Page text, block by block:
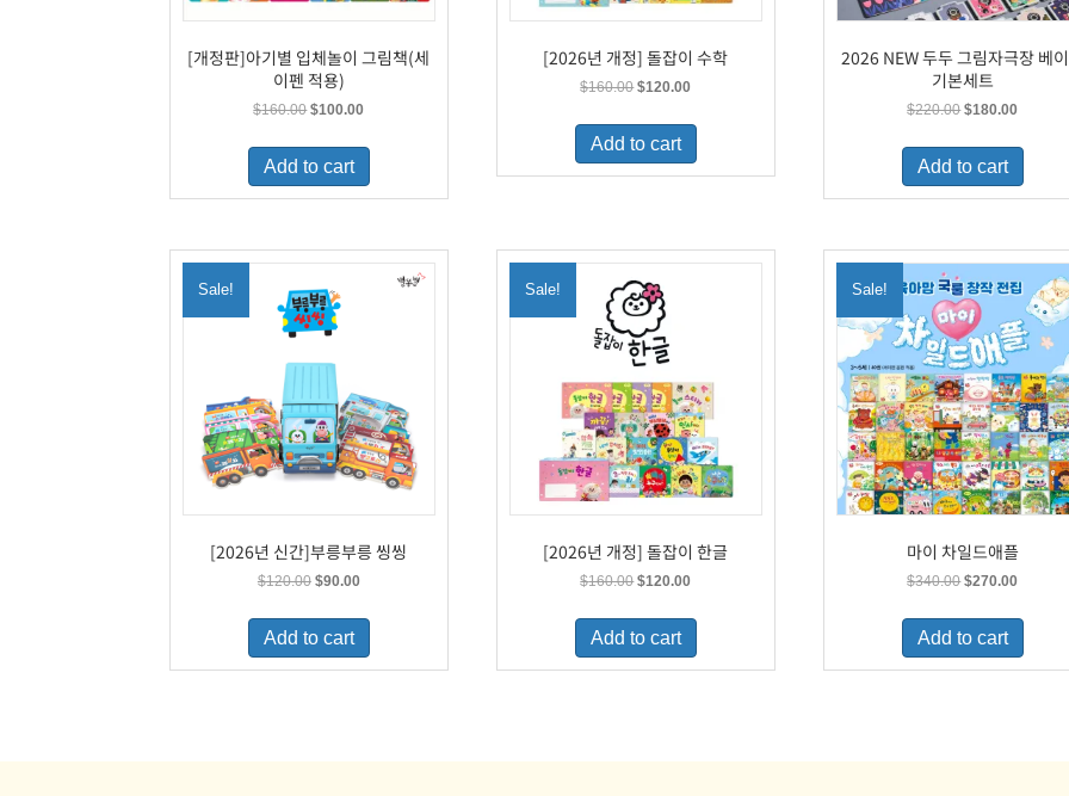
[개정판]아기별 입체놀이 그림책(세
이펜 적용)
$160.00Original
was:
$160.00.
$100.00Current
is:
Add to cart
[2026년 개정] 돌잡이 수학
$160.00Original
was:
$160.00.
$120.00Current
is:
Add to cart
2026 NEW 두두 그림자극장 베
기본세트
$220.00Original
was:
$220.00.
$180.00Current
is:
Add to cart
Sale!
[2026년 신간]부릉부릉 씽씽
$120.00 Original
was:
$120.00.
$90.00Current
is:
Add to cart
Sale!
[2026년 개정] 돌잡이 한글
$160.00Original
was:
$160.00.
$120.00Current
is:
Add to cart
Sale!
마이 차일드애플
$340.00Original
was:
$340.00.
$270.00Current
is:
Add to cart